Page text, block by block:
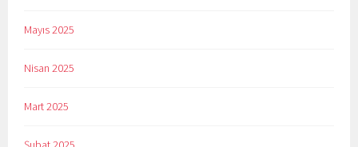
Mayıs 2025
Nisan 2025
Mart 2025